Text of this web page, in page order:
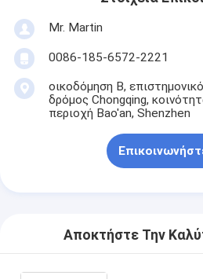
Mr. Martin
0086-185-6572-2221
οικοδόμηση Β,
δρόμος Chongqing,
περιοχή Bao'an, Shenzhen
Αποκτήστε Την